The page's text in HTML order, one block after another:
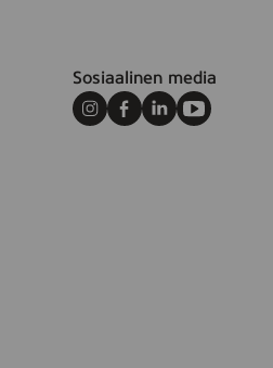
Sosiaalinen media
Instagram
Facebook
LinkedInYoutube